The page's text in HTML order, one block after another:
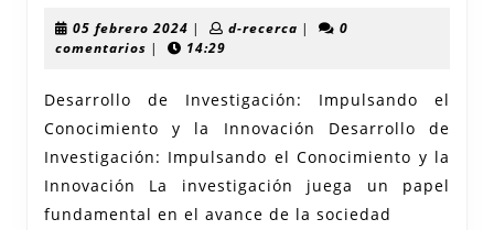
de
Investigación
Científica:
Impulsando
05 febrero 2024 05
febrero
| d-recercad-|
0
comentarios | 14:29
Desarrollo de Investigación: Impulsando el
Conocimiento y la Innovación Desarrollo de
Investigación: Impulsando el Conocimiento y la
Innovación La investigación juega un papel
fundamental en el avance de la sociedad